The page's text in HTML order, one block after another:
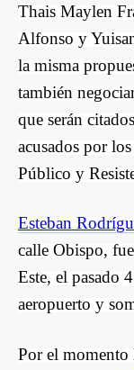
Thais Maylen
Alfonso y
la misma
también
que serán
acusados por
Público y
Esteban
calle Obispo,
Este, el pasado
aeropuerto y
Por el